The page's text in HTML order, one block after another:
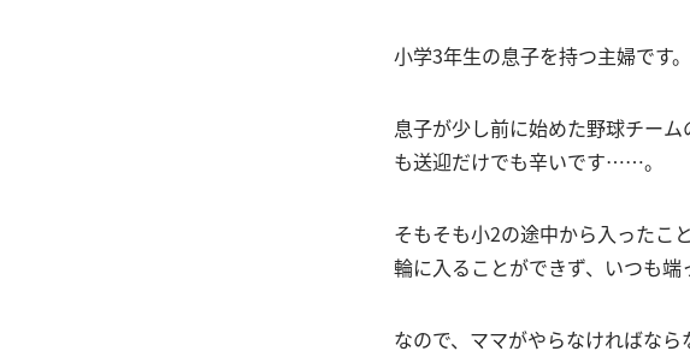
小学3年生の息子を持つ主婦です。
息子が少し前に始めた野球チー
も送迎だけでも辛いです……。
そもそも小2の途中から入ったこ
輪に入ることができず、いつも端
なので、ママがやらなければな